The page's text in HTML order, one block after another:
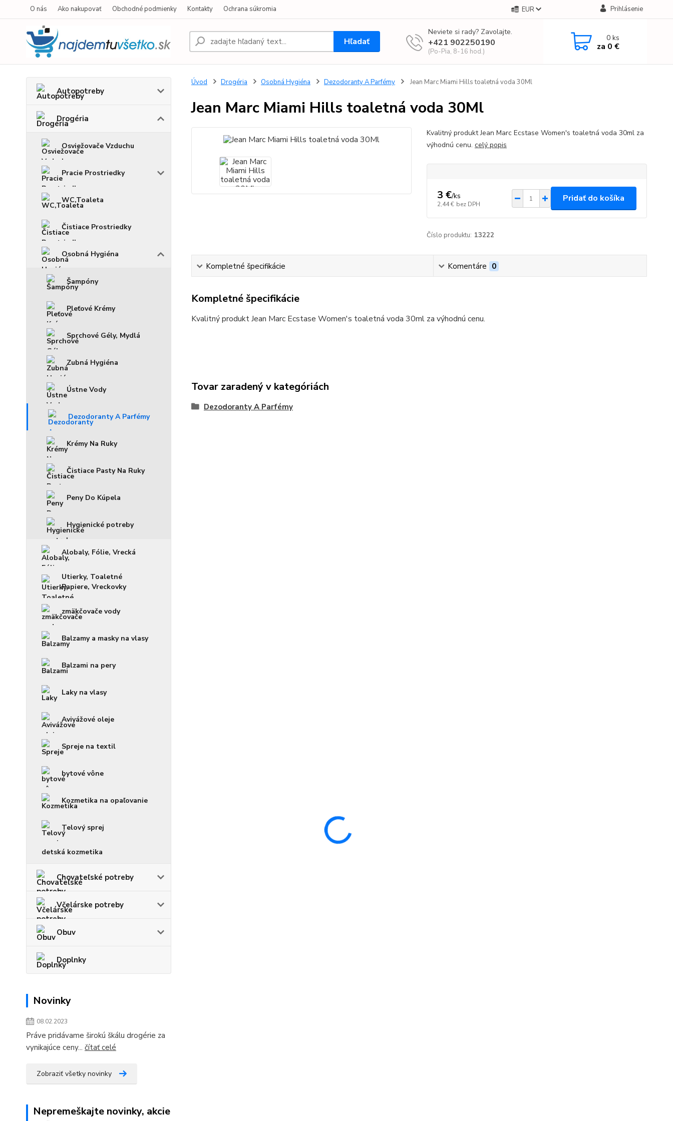
O nás Ako nakupovať Obchodné podmienky Kontakty Ochrana súkromia EUR Prihlásenie
Hľadať
Neviete si rady? Zavolajte.
+421 902250190
(Po-Pia, 8-16 hod.)
0ks
za 0 €
Autopotreby
Drogéria
Osviežovače Vzduchu
Pracie Prostriedky
WC,Toaleta
Čistiace Prostriedky
Osobná Hygiéna
Šampóny
Pleťové Krémy
Sprchové Gély, Mydlá
Zubná Hygiéna
Ústne Vody
Dezodoranty A Parfémy
Krémy Na Ruky
Čistiace Pasty Na Ruky
Peny Do Kúpela
Hygienické potreby
Alobaly, Fólie, Vrecká
Utierky, Toaletné
Papiere, Vreckovky
zmäkčovače vody
Balzamy a masky na vlasy
Balzami na pery
Laky na vlasy
Avivážové oleje
Spreje na textil
bytové vône
Kozmetika na opaľovanie
Telový sprej
detská kozmetika
Chovateľské potreby
Včelárske potreby
Obuv
Doplnky
Novinky
08.02.2023
Práve pridávame širokú škálu drogérie za
vynikajúce ceny... čítať celé
Zobraziť všetky novinky
Nepremeškajte novinky, akcie
Úvod Drogéria Osobná Hygiéna Dezodoranty A Parfémy Jean Marc Miami Hills toaletná voda 30Ml
Jean Marc Miami Hills toaletná voda 30Ml
Kvalitný produkt Jean Marc Ecstase Women's toaletná voda 30ml za
výhodnú cenu. celý popis
3 €/ks
2,44 € bez DPH
Pridať do košíka
Číslo produktu: 13222
Kompletné špecifikácie Komentáre 0
Kompletné špecifikácie
Kvalitný produkt Jean Marc Ecstase Women's toaletná voda 30ml za výhodnú cenu.
Tovar zaradený v kategóriách
Dezodoranty A Parfémy